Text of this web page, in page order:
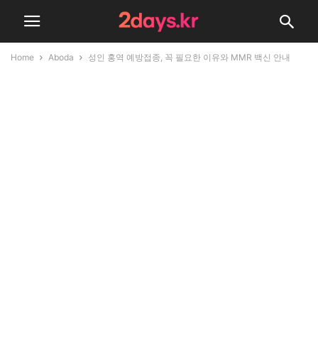
Home Aboda 성인 홍역 예방접종, 꼭 필요한 이유와 MMR 백신 안내